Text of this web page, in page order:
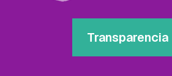
Transparencia